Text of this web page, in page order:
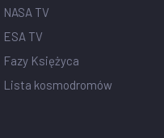
NASA TV
ESA TV
Fazy Księżyca
Lista kosmodromów